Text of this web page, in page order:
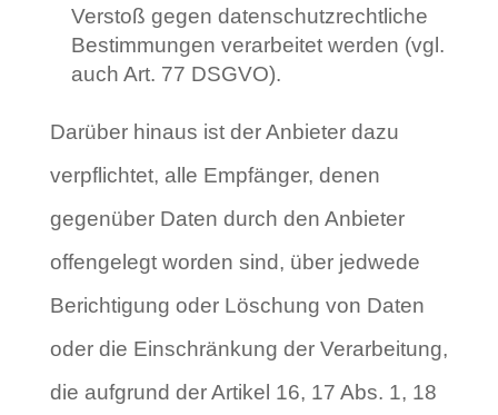
Verstoß gegen datenschutzrechtliche
Bestimmungen verarbeitet werden (vgl.
auch Art. 77 DSGVO).
Darüber hinaus ist der Anbieter dazu
verpflichtet, alle Empfänger, denen
gegenüber Daten durch den Anbieter
offengelegt worden sind, über jedwede
Berichtigung oder Löschung von Daten
oder die Einschränkung der Verarbeitung,
die aufgrund der Artikel 16, 17 Abs. 1, 18